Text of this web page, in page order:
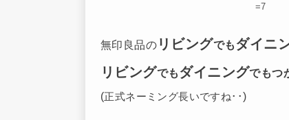
=7
無印良品のリビングでも ダイニ
リビングでも ダイニングでもつ
(正式ネーミング長いですね･･)